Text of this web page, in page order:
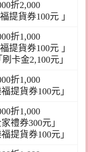
折2,000
提貨券100元 」
折1,000
提貨券100元 」
卡金2,100元」
折1,000
提貨券100元」
折1,000
禮券300元」
提貨券100元」